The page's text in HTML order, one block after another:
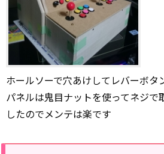
ホールソーで穴あけしてレバーボタ
パネルは鬼目ナットを使ってネジで
したのでメンテは楽です